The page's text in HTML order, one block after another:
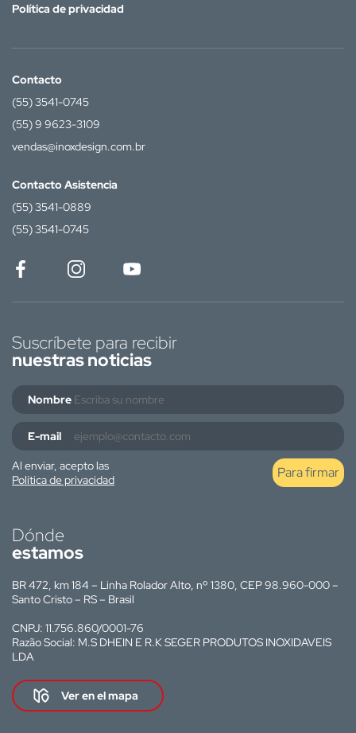
Política de privacidad
Contacto
(55) 3541-0745
(55) 9 9623-3109
vendas@inoxdesign.com.br
Contacto Asistencia
(55) 3541-0889
(55) 3541-0745
Suscríbete para recibir
nuestras noticias
Nombre
E-mail
Al enviar, acepto las
Política de privacidad
Para firmar
Dónde
estamos
BR 472, km 184 – Linha Rolador Alto, nº 1380, CEP 98.960-000 –
Santo Cristo – RS – Brasil
CNPJ: 11.756.860/0001-76
Razão Social: M.S DHEIN E R.K SEGER PRODUTOS INOXIDAVEIS
LDA
Ver en el mapa